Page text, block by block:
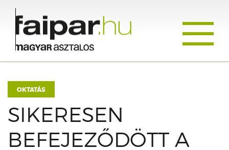
OKTATÁS
SIKERESEN
BEFEJEZŐDÖTT A